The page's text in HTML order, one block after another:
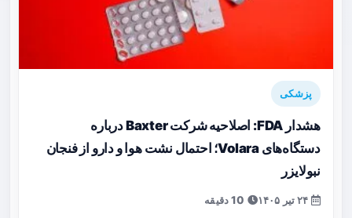
پزشکی
هشدار FDA: اصلاحیه شرکت Baxter درباره
دستگاه‌های Volara؛ احتمال نشت هوا و دارو از فنجان
نبولایزر